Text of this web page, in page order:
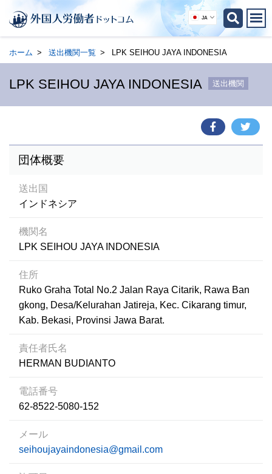
JA
ホーム 送出機関一覧 LPK SEIHOU JAYA INDONESIA
LPK SEIHOU JAYA INDONESIA 送出機関
団体概要
送出国
インドネシア
機関名
LPK SEIHOU JAYA INDONESIA
住所
Ruko Graha Total No.2 Jalan Raya Citarik, Rawa Ban
gkong, Desa/Kelurahan Jatireja, Kec. Cikarang timur,
Kab. Bekasi, Provinsi Jawa Barat.
責任者氏名
HERMAN BUDIANTO
電話番号
62-8522-5080-152
メール
seihoujayaindonesia@gmail.com